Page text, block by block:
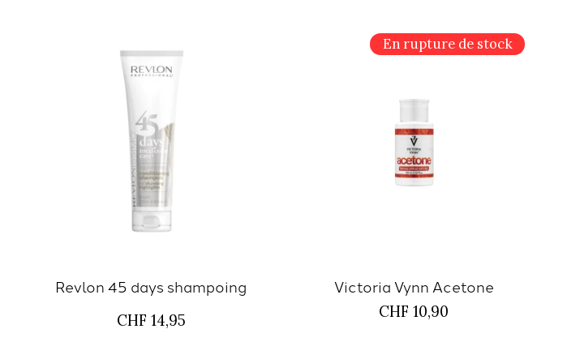
Revlon 45 days shampoing
CHF 14,95
En rupture de stock
Victoria Vynn Acetone
CHF 10,90